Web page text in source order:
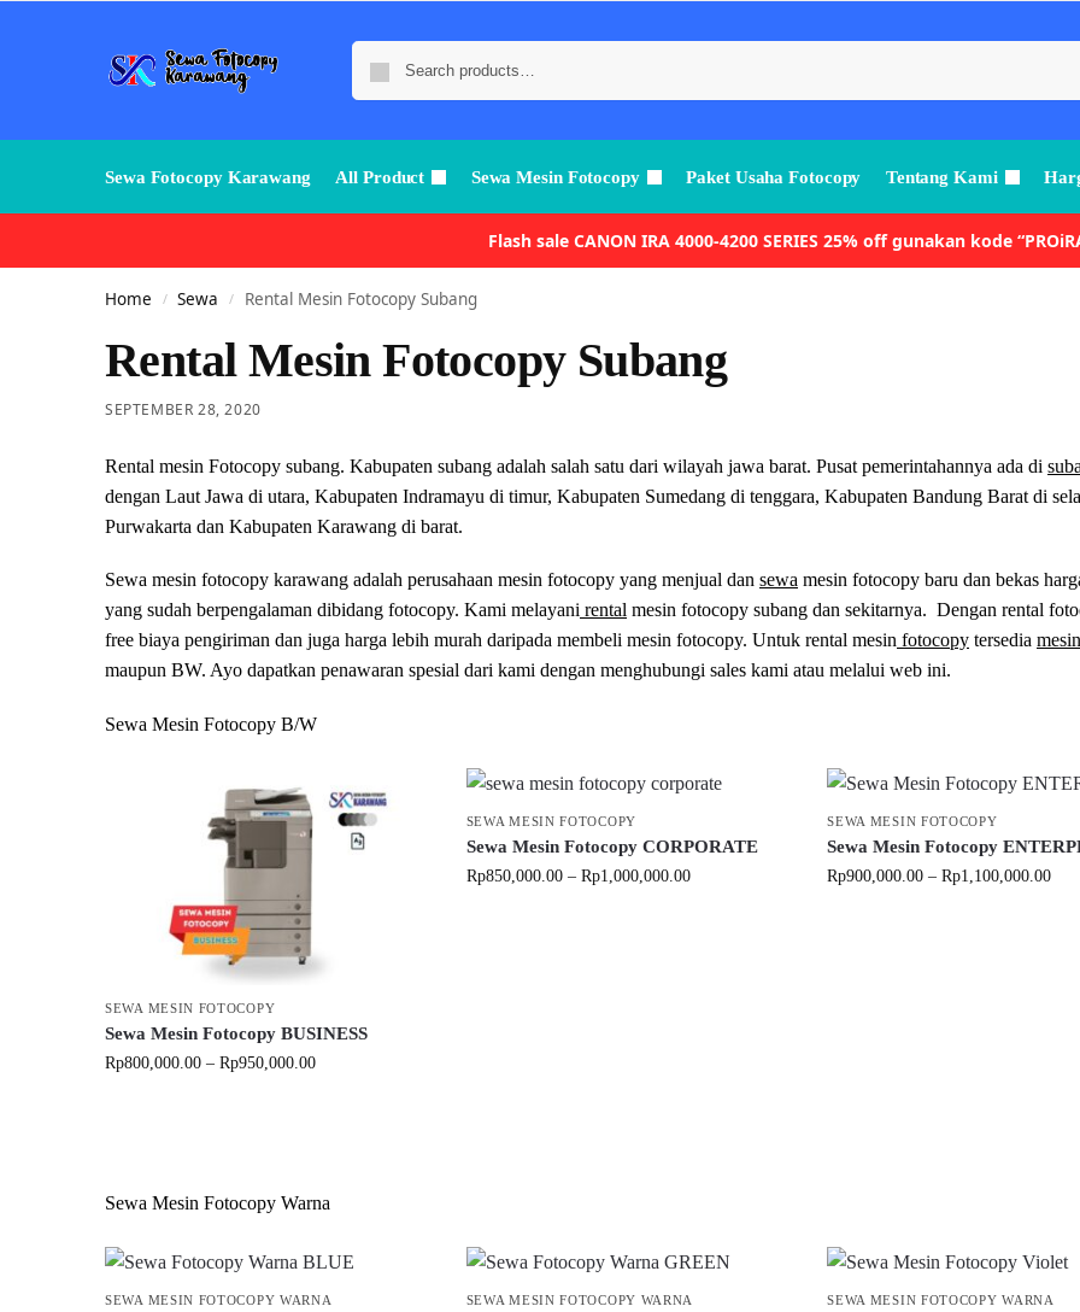
Sewa Fotocopy Karawang All Product Sewa Mesin Fotocopy Paket Usaha Fotocopy Tentang Kami
Flash sale CANON IRA 4000-4200 SERIES 25% off gunakan kode
Home / Sewa / Rental Mesin Fotocopy Subang
Rental Mesin Fotocopy Subang
SEPTEMBER 28, 2020
Rental mesin Fotocopy subang. Kabupaten subang adalah salah satu dari wilayah jawa barat. Pusat pemerintahannya ada di
dengan Laut Jawa di utara, Kabupaten Indramayu di timur, Kabupaten Sumedang di tenggara, Kabupaten Bandung Barat di
Purwakarta dan Kabupaten Karawang di barat.
Sewa mesin fotocopy karawang adalah perusahaan mesin fotocopy yang menjual dan sewa mesin fotocopy baru dan bekas
yang sudah berpengalaman dibidang fotocopy. Kami melayani rental mesin fotocopy subang dan sekitarnya. Dengan rental
free biaya pengiriman dan juga harga lebih murah daripada membeli mesin fotocopy. Untuk rental mesin fotocopy tersedia mesin
maupun BW. Ayo dapatkan penawaran spesial dari kami dengan menghubungi sales kami atau melalui web ini.
Sewa Mesin Fotocopy B/W
SEWA MESIN FOTOCOPY
Sewa Mesin Fotocopy BUSINESS
Rp800,000.00 – Rp950,000.00
SEWA MESIN FOTOCOPY
Sewa Mesin Fotocopy CORPORATE
Rp850,000.00 – Rp1,000,000.00
SEWA MESIN FOTOCOPY
Sewa Mesin Fotocopy
Rp900,000.00 – Rp1,100,000.00
Sewa Mesin Fotocopy Warna
SEWA MESIN FOTOCOPY WARNA SEWA MESIN FOTOCOPY WARNA SEWA MESIN FOTOCOPY WARNA